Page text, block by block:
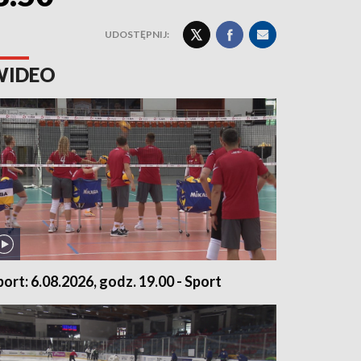
UDOSTĘPNIJ:
6.08.2026, godz. 19.00 - Sport